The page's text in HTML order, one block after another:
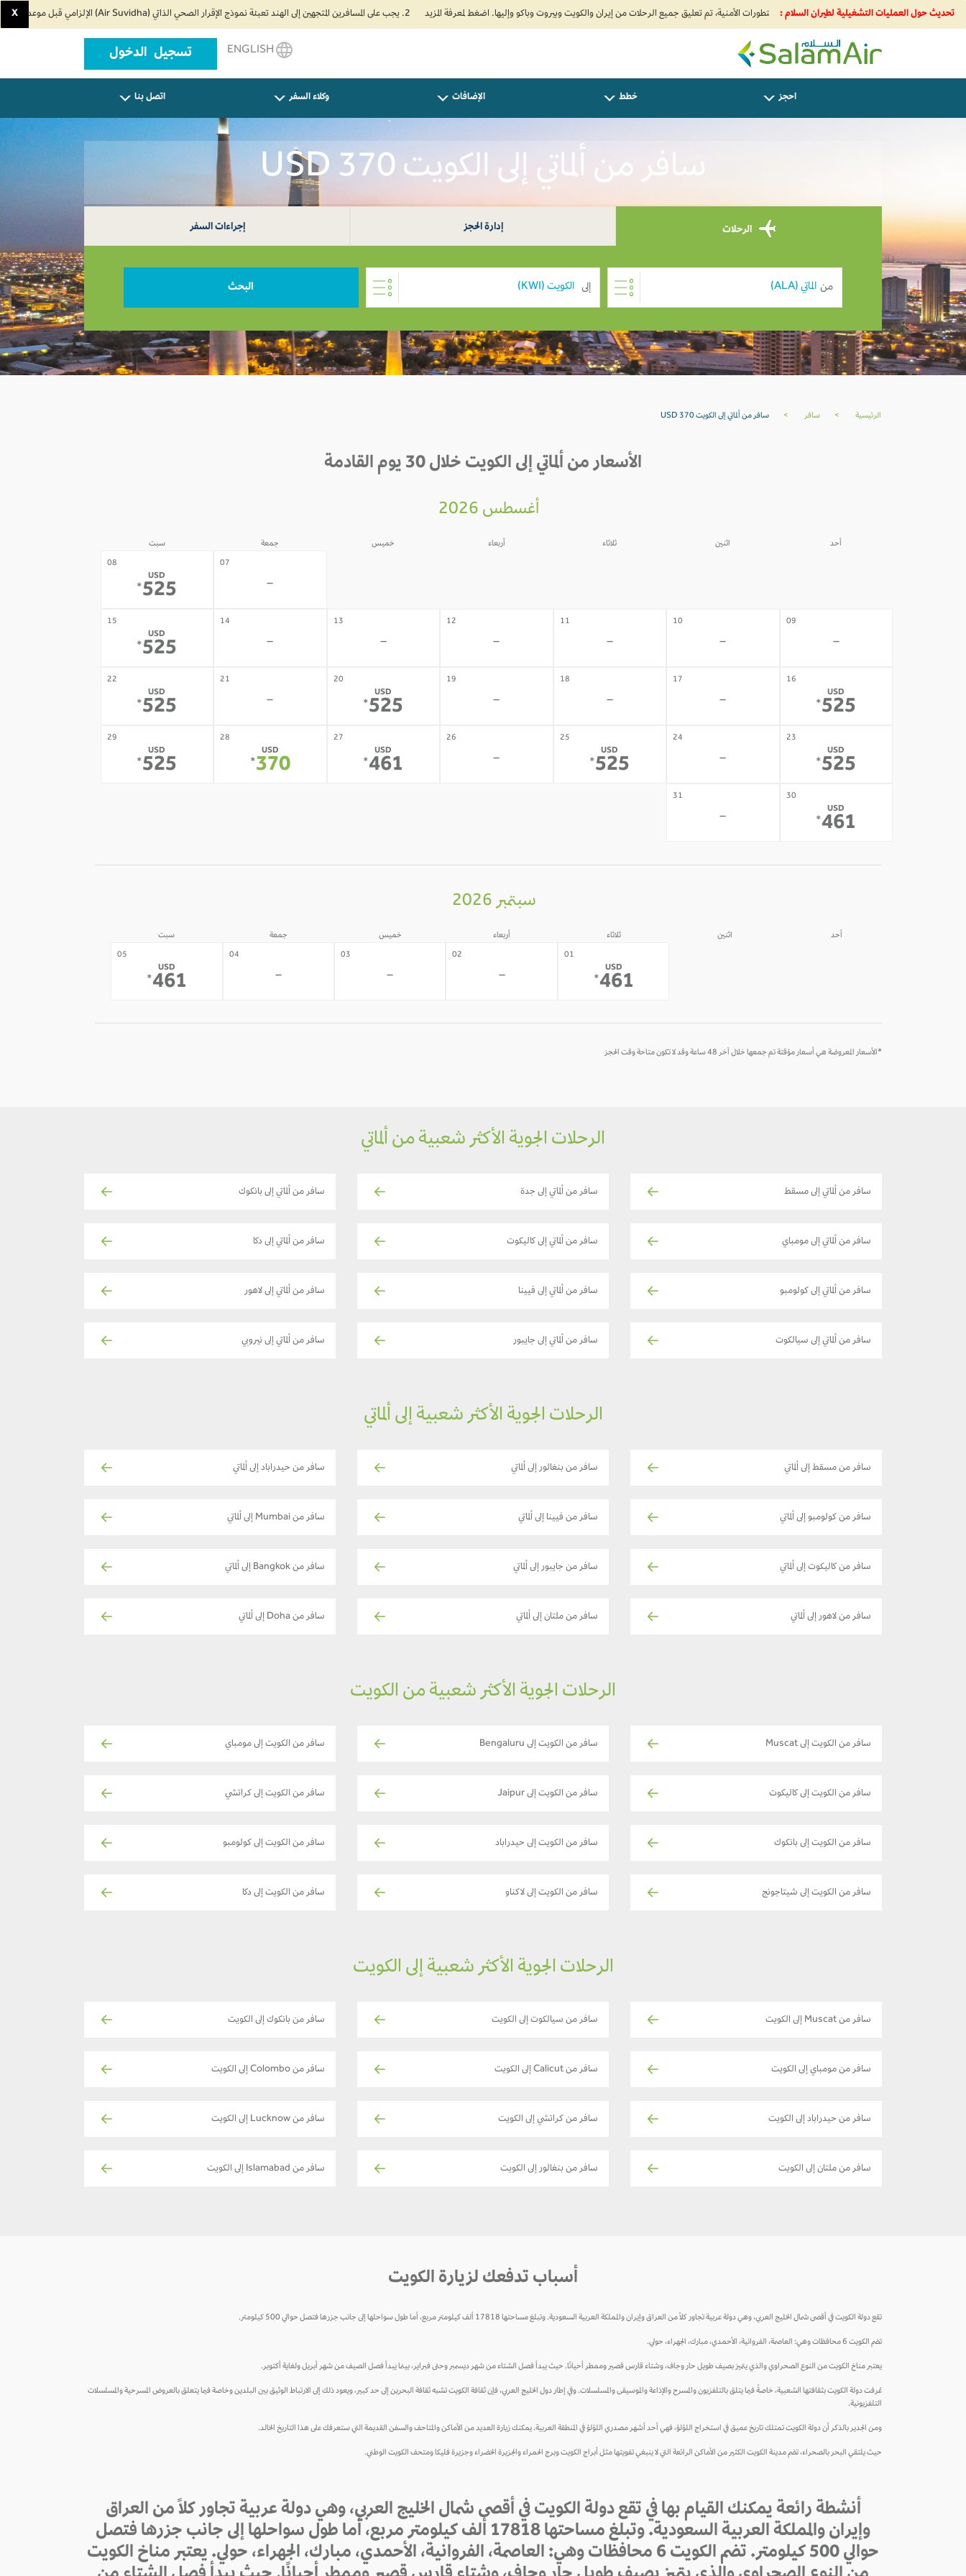
تحديث حول العمليات التشغيلية لطيران السلام : 2. يجب على المسافرين المتجهين إلى الهند تعبئة نموذج الإقرار الصحي الذاتي (Air Suvidha) الإلزامي قبل موعد الوصول بـ 24 ساعة على الأقل. اضغط هنا للدخول إلى بوابة Air Suvidha. X
SalamAir
تسجيل الدخول
احجز خطط الإضافات وكلاء السفر اتصل بنا
سافر من ألماتي إلى الكويت USD 370
الرحلات إدارة الحجز إجراءات السفر
من إلى البحث
الرئيسية > سافر > سافر من ألماتي إلى الكويت USD 370
الأسعار من ألماتي إلى الكويت خلال 30 يوم القادمة
أغسطس 2026
أحد اثنين ثلاثاء أربعاء خميس جمعة سبت
07
-
08
USD
525
*
09
-
10
-
11
-
12
-
13
-
14
-
15
USD
525
*
16
USD
525
*
17
-
18
-
19
-
20
USD
525
*
21
-
22
USD
525
*
23
USD
525
*
24
-
25
USD
525
*
26
-
27
USD
461
*
28
USD
370
*
29
USD
525
*
30
USD
461
*
31
-
سبتمبر 2026
أحد اثنين ثلاثاء أربعاء خميس جمعة سبت
01
USD
461
*
02
-
03
-
04
-
05
USD
461
*
*الأسعار المعروضة هي أسعار مؤقتة تم جمعها خلال آخر 48 ساعة وقد لا تكون متاحة وقت الحجز
الرحلات الجوية الأكثر شعبية من ألماتي
سافر من ألماتي إلى مسقط سافر من ألماتي إلى جدة سافر من ألماتي إلى بانكوك
سافر من ألماتي إلى مومباي سافر من ألماتي إلى كاليكوت سافر من ألماتي إلى دكا
سافر من ألماتي إلى كولومبو سافر من ألماتي إلى فيينا سافر من ألماتي إلى لاهور
سافر من ألماتي إلى سيالكوت سافر من ألماتي إلى جايبور سافر من ألماتي إلى نيروبي
الرحلات الجوية الأكثر شعبية إلى ألماتي
سافر من مسقط إلى ألماتي سافر من بنغالور إلى ألماتي سافر من حيدراباد إلى ألماتي
سافر من كولومبو إلى ألماتي سافر من فيينا إلى ألماتي سافر من Mumbai إلى ألماتي
سافر من كاليكوت إلى ألماتي سافر من جايبور إلى ألماتي سافر من Bangkok إلى ألماتي
سافر من لاهور إلى ألماتي سافر من ملتان إلى ألماتي سافر من Doha إلى ألماتي
الرحلات الجوية الأكثر شعبية من الكويت
سافر من الكويت إلى Muscat سافر من الكويت إلى Bengaluru سافر من الكويت إلى مومباي
سافر من الكويت إلى كاليكوت سافر من الكويت إلى Jaipur سافر من الكويت إلى كراتشي
سافر من الكويت إلى بانكوك سافر من الكويت إلى حيدراباد سافر من الكويت إلى كولومبو
سافر من الكويت إلى شيتاجونج سافر من الكويت إلى لاكناو سافر من الكويت إلى دكا
الرحلات الجوية الأكثر شعبية إلى الكويت
سافر من Muscat إلى الكويت سافر من سيالكوت إلى الكويت سافر من بانكوك إلى الكويت
سافر من مومباي إلى الكويت سافر من Calicut إلى الكويت سافر من Colombo إلى الكويت
سافر من حيدراباد إلى الكويت سافر من كراتشي إلى الكويت سافر من Lucknow إلى الكويت
سافر من ملتان إلى الكويت سافر من بنغالور إلى الكويت سافر من Islamabad إلى الكويت
أسباب تدفعك لزيارة الكويت
تقع دولة الكويت في أقصى شمال الخليج العربي، وهي دولة عربية تجاور كلاً من العراق وإيران والمملكة العربية السعودية. وتبلغ مساحتها 17818 ألف كيلومتر مربع، أما طول سواحلها إلى جانب جزرها فتصل حوالي 500 كيلومتر.
تضم الكويت 6 محافظات وهي: العاصمة، الفروانية، الأحمدي، مبارك، الجهراء، حولي.
يعتبر مناخ الكويت من النوع الصحراوي والذي يتميز بصيف طويل حار وجاف، وشتاء قارس قصير وممطر أحيانًا. حيث يبدأ فصل الشتاء من شهر ديسمبر وحتى فبراير، بينما يبدأ فصل الصيف من شهر أبريل ولغاية أكتوبر.
عُرفت دولة الكويت بثقافتها الشعبية، خاصةً فيما يتلق بالتلفزيون والمسرح والإذاعة والموسيقى والمسلسلات. وفي إطار دول الخليج العربي، فإن ثقافة الكويت تشبه ثقافة البحرين إلى حد كبير، ويعود ذلك إلى الارتباط الوثيق بين البلدين وخاصة فيما يتعلق بالعروض المسرحية والمسلسلات
التلفزيونية.
ومن الجدير بالذكر أن دولة الكويت تمتلك تاريخ عميق في استخراج اللؤلؤ، فهي أحد أشهر مصدري اللؤلؤ في المنطقة العربية. يمكنك زيارة العديد من الأماكن والمتاحف والسفن القديمة التي ستعرفك على هذا التاريخ الخالد.
حيث يلتقي البحر بالصحراء، تضم مدينة الكويت الكثير من الأماكن الرائعة التي لا ينبغي تفويتها مثل أبراج الكويت وبرج الحمراء والجزيرة الخضراء وجزيرة فليكا ومتحف الكويت الوطني.
أنشطة رائعة يمكنك القيام بها في تقع دولة الكويت في أقصى شمال الخليج العربي، وهي دولة عربية تجاور كلاً من العراق
وإيران والمملكة العربية السعودية. وتبلغ مساحتها 17818 ألف كيلومتر مربع، أما طول سواحلها إلى جانب جزرها فتصل
حوالي 500 كيلومتر. تضم الكويت 6 محافظات وهي: العاصمة، الفروانية، الأحمدي، مبارك، الجهراء، حولي. يعتبر مناخ الكويت